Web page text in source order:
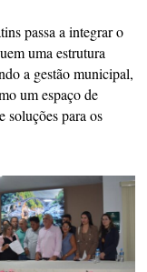
passa a integrar o
uma estrutura
a gestão municipal,
um espaço de
soluções para os